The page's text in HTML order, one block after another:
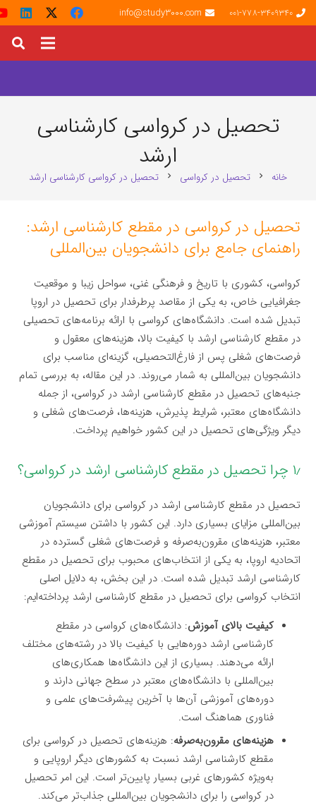
001-778-3409340
info@study3000.com
تحصیل در کرواسی کارشناسی
ارشد
خانه chevron_right تحصیل در کرواسی chevron_right تحصیل در کرواسی کارشناسی ارشد
تحصیل در کرواسی در مقطع کارشناسی ارشد:
راهنمای جامع برای دانشجویان بین‌المللی
کرواسی، کشوری با تاریخ و فرهنگی غنی، سواحل زیبا و موقعیت
جغرافیایی خاص، به یکی از مقاصد پرطرفدار برای تحصیل در اروپا
تبدیل شده است. دانشگاه‌های کرواسی با ارائه برنامه‌های تحصیلی
در مقطع کارشناسی ارشد با کیفیت بالا، هزینه‌های معقول و
فرصت‌های شغلی پس از فارغ‌التحصیلی، گزینه‌ای مناسب برای
دانشجویان بین‌المللی به شمار می‌روند. در این مقاله، به بررسی تمام
جنبه‌های تحصیل در مقطع کارشناسی ارشد در کرواسی، از جمله
دانشگاه‌های معتبر، شرایط پذیرش، هزینه‌ها، فرصت‌های شغلی و
دیگر ویژگی‌های تحصیل در این کشور خواهیم پرداخت.
۱٫ چرا تحصیل در مقطع کارشناسی ارشد در کرواسی؟
تحصیل در مقطع کارشناسی ارشد در کرواسی برای دانشجویان
بین‌المللی مزایای بسیاری دارد. این کشور با داشتن سیستم آموزشی
معتبر، هزینه‌های مقرون‌به‌صرفه و فرصت‌های شغلی گسترده در
اتحادیه اروپا، به یکی از انتخاب‌های محبوب برای تحصیل در مقطع
کارشناسی ارشد تبدیل شده است. در این بخش، به دلایل اصلی
انتخاب کرواسی برای تحصیل در مقطع کارشناسی ارشد پرداخته‌ایم:
کیفیت بالای آموزش: دانشگاه‌های کرواسی در مقطع
کارشناسی ارشد دوره‌هایی با کیفیت بالا در رشته‌های مختلف
ارائه می‌دهند. بسیاری از این دانشگاه‌ها همکاری‌های
بین‌المللی با دانشگاه‌های معتبر در سطح جهانی دارند و
دوره‌های آموزشی آن‌ها با آخرین پیشرفت‌های علمی و
فناوری هماهنگ است.
هزینه‌های مقرون‌به‌صرفه: هزینه‌های تحصیل در کرواسی برای
مقطع کارشناسی ارشد نسبت به کشورهای دیگر اروپایی و
به‌ویژه کشورهای غربی بسیار پایین‌تر است. این امر تحصیل
در کرواسی را برای دانشجویان بین‌المللی جذاب‌تر می‌کند.